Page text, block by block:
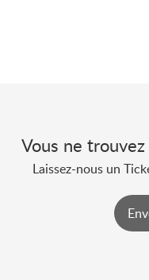
Vous ne
Laissez-nous un